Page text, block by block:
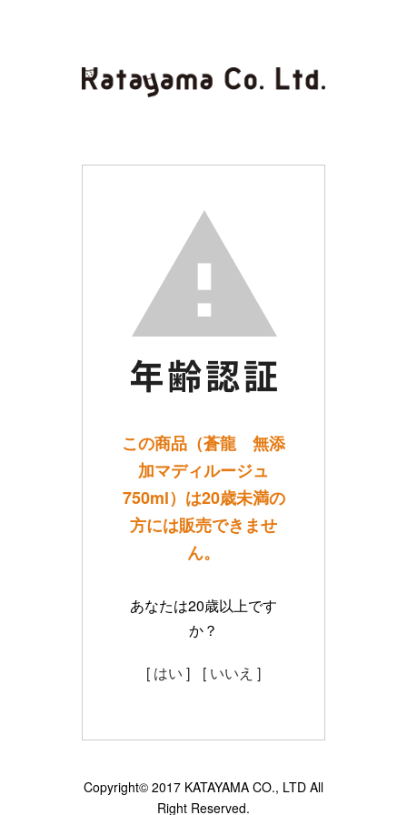
この商品（蒼龍 無添
加マディルージュ
750ml）は20歳未満の
方には販売できませ
ん。
あなたは20歳以上です
か？
[ はい ] [ いいえ ]
Copyright© 2017 KATAYAMA CO., LTD All
Right Reserved.